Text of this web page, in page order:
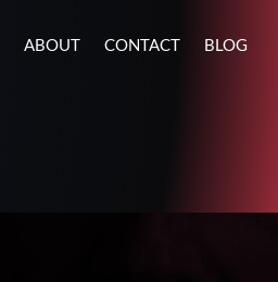
ABOUT CONTACT BLOG